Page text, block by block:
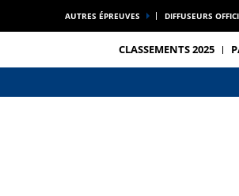
AUTRES ÉPREUVES DIFFUSEURS
CLASSEMENTS 2025